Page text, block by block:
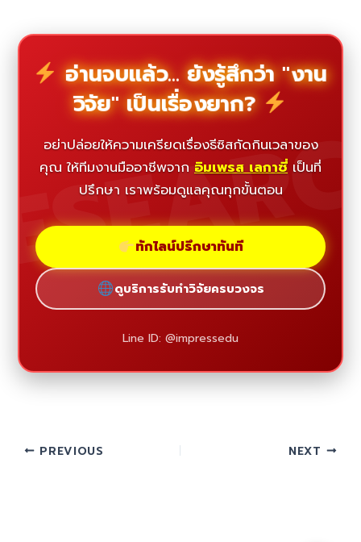
อ่านจบแล้ว... ยังรู้สึกว่า "งาน
วิจัย" เป็นเรื่องยาก?
อย่าปล่อยให้ความเครียดเรื่องธีซิสกัดกินเวลาของ
คุณ ให้ทีมงานมืออาชีพจาก อิมเพรส เลกาซี่ เป็นที่
ปรึกษา เราพร้อมดูแลคุณทุกขั้นตอน
ทักไลน์ปรึกษาทันที
ดูบริการรับทำวิจัยครบวงจร
Line ID: @impressedu
PREVIOUS NEXT